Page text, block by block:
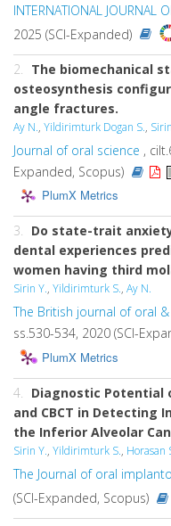
INTERNATIONAL JOURNAL
2025 (SCI-Expanded)
2.
The biomechanical
osteosynthesis
angle fractures.
Ay N., Yildirimturk Dogan S.,
Journal of oral science ,
Expanded, Scopus)
PlumX Metrics
3.
Do state-trait
dental experiences
women having third
Sirin Y., Yildirimturk S., Ay N.
The British journal of oral
ss.530-534, 2020 (SCI-
PlumX Metrics
4. Diagnostic Potential
and CBCT in Detecting
the Inferior Alveolar
Sirin Y., Yildirimturk S., Horasan
The Journal of oral
(SCI-Expanded, Scopus)